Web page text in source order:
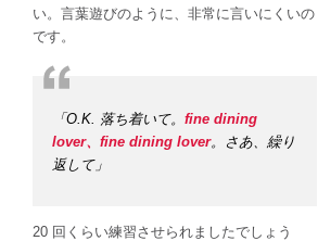
い。言葉遊びのように、非常に言いにくいの
です。
「O.K. 落ち着いて。 fine dining
lover、fine dining lover。さあ、繰り
返して」
20 回くらい練習させられましたでしょう